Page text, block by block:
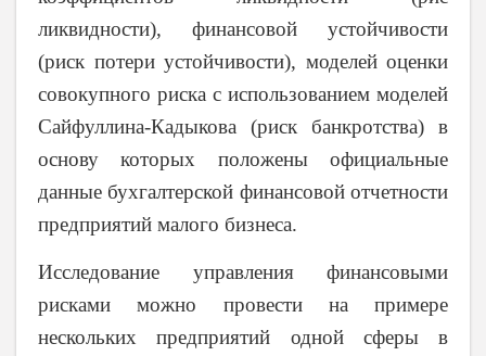
ликвидности), финансовой устойчивости
(риск потери устойчивости), моделей оценки
совокупного риска с использованием моделей
Сайфуллина-Кадыкова (риск банкротства) в
основу которых положены официальные
данные бухгалтерской финансовой отчетности
предприятий малого бизнеса.
Исследование управления финансовыми
рисками можно провести на примере
нескольких предприятий одной сферы в